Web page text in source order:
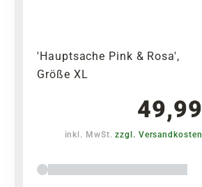
'Hauptsache Pink & Rosa',
Größe XL
49,99
inkl. MwSt.zzgl. Versandkosten